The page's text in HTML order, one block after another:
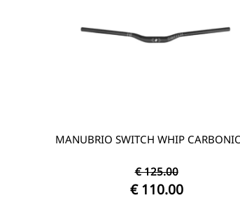
MANUBRIO SWITCH WHIP
€ 125.00
€ 110.00